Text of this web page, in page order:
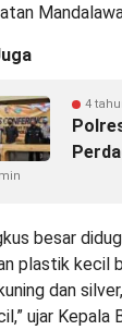
4
besar
plastik kecil
dan
ujar